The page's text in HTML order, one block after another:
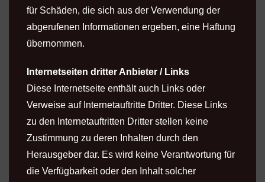
für Schäden, die sich aus der Verwendung der
abgerufenen Informationen ergeben, eine Haftung
übernommen.
Internetseiten dritter Anbieter / Links
Diese Internetseite enthält auch Links oder
Verweise auf Internetauftritte Dritter. Diese Links
zu den Internetauftritten Dritter stellen keine
Zustimmung zu deren Inhalten durch den
Herausgeber dar. Es wird keine Verantwortung für
die Verfügbarkeit oder den Inhalt solcher